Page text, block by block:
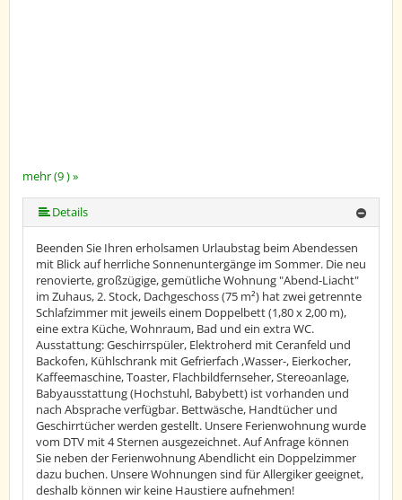
mehr (9 ) »
mehr (9 ) »
mehr (9 ) »
mehr (9 ) »
mehr (9 ) »
mehr (9 ) »
Details
Beenden Sie Ihren erholsamen Urlaubstag beim Abendessen
mit Blick auf herrliche Sonnenuntergänge im Sommer. Die neu
renovierte, großzügige, gemütliche Wohnung "Abend-Liacht"
im Zuhaus, 2. Stock, Dachgeschoss (75 m²) hat zwei getrennte
Schlafzimmer mit jeweils einem Doppelbett (1,80 x 2,00 m),
eine extra Küche, Wohnraum, Bad und ein extra WC.
Ausstattung: Geschirrspüler, Elektroherd mit Ceranfeld und
Backofen, Kühlschrank mit Gefrierfach ,Wasser-, Eierkocher,
Kaffeemaschine, Toaster, Flachbildfernseher, Stereoanlage,
Babyausstattung (Hochstuhl, Babybett) ist vorhanden und
nach Absprache verfügbar. Bettwäsche, Handtücher und
Geschirrtücher werden gestellt. Unsere Ferienwohnung wurde
vom DTV mit 4 Sternen ausgezeichnet. Auf Anfrage können
Sie neben der Ferienwohnung Abendlicht ein Doppelzimmer
dazu buchen. Unsere Wohnungen sind für Allergiker geeignet,
deshalb können wir keine Haustiere aufnehmen!